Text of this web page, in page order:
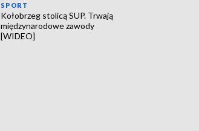
SPORT
Kołobrzeg stolicą SUP. Trwają
międzynarodowe zawody
[WIDEO]